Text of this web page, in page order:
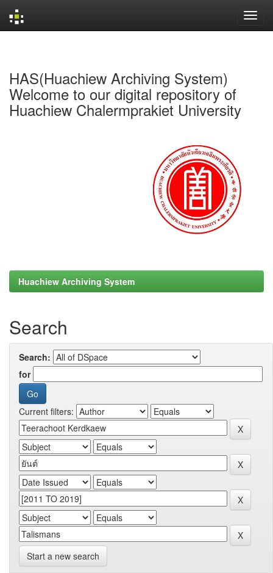
HAS(Huachiew Archiving System)
Welcome to our digital repository of
Huachiew Chalermprakiet University
Huachiew Archiving System
Search
Search:
for
Current filters:
Start a new search